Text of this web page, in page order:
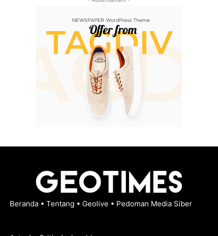
Beranda • Tentang • Geolive • Pedoman Media Siber